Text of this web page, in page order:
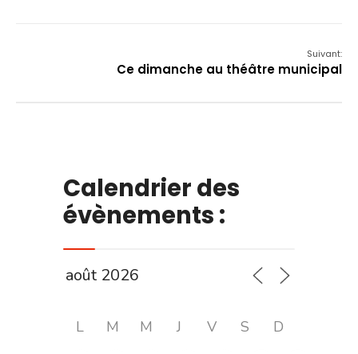
Suivant:
Ce dimanche au théâtre municipal
Calendrier des
évènements :
L M M J V S D